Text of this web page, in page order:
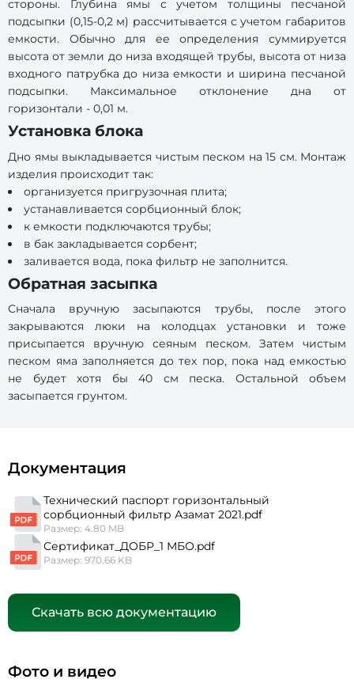
стороны. Глубина ямы с учетом толщины песчаной
подсыпки (0,15-0,2 м) рассчитывается с учетом габаритов
емкости. Обычно для ее определения суммируется
высота от земли до низа входящей трубы, высота от низа
входного патрубка до низа емкости и ширина песчаной
подсыпки. Максимальное отклонение дна от
горизонтали - 0,01 м.
Установка блока
Дно ямы выкладывается чистым песком на 15 см. Монтаж
изделия происходит так:
организуется пригрузочная плита;
устанавливается сорбционный блок;
к емкости подключаются трубы;
в бак закладывается сорбент;
заливается вода, пока фильтр не заполнится.
Обратная засыпка
Сначала вручную засыпаются трубы, после этого
закрываются люки на колодцах установки и тоже
присыпается вручную сеяным песком. Затем чистым
песком яма заполняется до тех пор, пока над емкостью
не будет хотя бы 40 см песка. Остальной объем
засыпается грунтом.
Документация
Технический паспорт горизонтальный
сорбционный фильтр Азамат 2021.pdf
Размер: 4.80 MB
Сертификат_ДОБР_1 МБО.pdf
Размер: 970.66 KB
Скачать всю документацию
Фото и видео